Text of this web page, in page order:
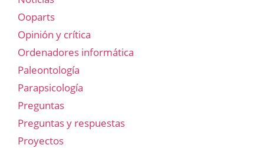
Ooparts
Opinión y crítica
Ordenadores informática
Paleontología
Parapsicología
Preguntas
Preguntas y respuestas
Proyectos